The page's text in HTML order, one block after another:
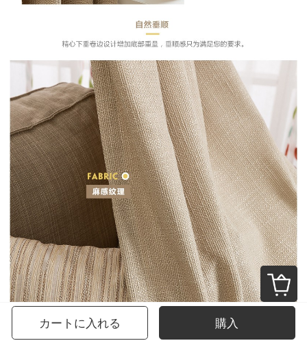
カートに入れる 購入